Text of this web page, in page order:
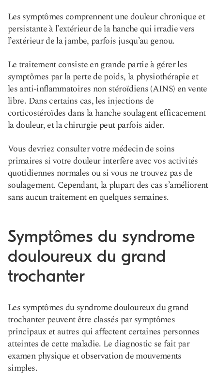
Les symptômes comprennent une douleur chronique et
persistante à l’extérieur de la hanche qui irradie vers
l’extérieur de la jambe, parfois jusqu’au genou.
Le traitement consiste en grande partie à gérer les
symptômes par la perte de poids, la physiothérapie et
les anti-inflammatoires non stéroïdiens (AINS) en vente
libre. Dans certains cas, les injections de
corticostéroïdes dans la hanche soulagent efficacement
la douleur, et la chirurgie peut parfois aider.
Vous devriez consulter votre médecin de soins
primaires si votre douleur interfère avec vos activités
quotidiennes normales ou si vous ne trouvez pas de
soulagement. Cependant, la plupart des cas s’améliorent
sans aucun traitement en quelques semaines.
Symptômes du syndrome
douloureux du grand
trochanter
Les symptômes du syndrome douloureux du grand
trochanter peuvent être classés par symptômes
principaux et autres qui affectent certaines personnes
atteintes de cette maladie. Le diagnostic se fait par
examen physique et observation de mouvements
simples.